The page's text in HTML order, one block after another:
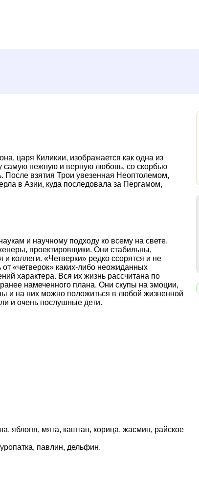
царя Киликии, изображается как одна из
самую нежную и верную любовь, со скорбью
После взятия Трои увезенная Неоптолемом,
в Азии, куда последовала за Пергамом,
и научному подходу ко всему на свете.
проектировщики. Они стабильны,
коллеги. «Четверки» редко ссорятся и не
«четверок» каких-либо неожиданных
характера. Вся их жизнь рассчитана по
намеченного плана. Они скупы на эмоции,
и на них можно положиться в любой жизненной
и очень послушные дети.
яблоня, мята, каштан, корица, жасмин, райское
павлин, дельфин.